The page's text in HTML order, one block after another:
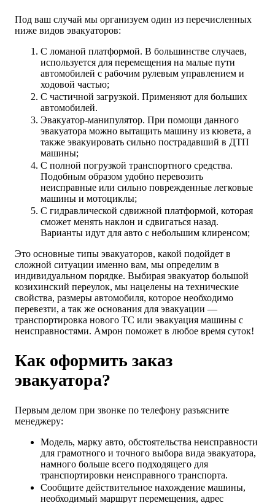
Под ваш случай мы организуем один из перечисленных
ниже видов эвакуаторов:
С ломаной платформой. В большинстве случаев,
используется для перемещения на малые пути
автомобилей с рабочим рулевым управлением и
ходовой частью;
С частичной загрузкой. Применяют для больших
автомобилей.
Эвакуатор-манипулятор. При помощи данного
эвакуатора можно вытащить машину из кювета, а
также эвакуировать сильно пострадавший в ДТП
машины;
С полной погрузкой транспортного средства.
Подобным образом удобно перевозить
неисправные или сильно поврежденные легковые
машины и мотоциклы;
С гидравлической сдвижной платформой, которая
сможет менять наклон и сдвигаться назад.
Варианты идут для авто с небольшим клиренсом;
Это основные типы эвакуаторов, какой подойдет в
сложной ситуации именно вам, мы определим в
индивидуальном порядке. Выбирая эвакуатор большой
козихинский переулок, мы нацелены на технические
свойства, размеры автомобиля, которое необходимо
перевезти, а так же основания для эвакуации —
транспортировка нового ТС или эвакуация машины с
неисправностями. Амрон поможет в любое время суток!
Как оформить заказ
эвакуатора?
Первым делом при звонке по телефону разъясните
менеджеру:
Модель, марку авто, обстоятельства неисправности
для грамотного и точного выбора вида эвакуатора,
намного больше всего подходящего для
транспортировки неисправного транспорта.
Сообщите действительное нахождение машины,
необходимый маршрут перемещения, адрес